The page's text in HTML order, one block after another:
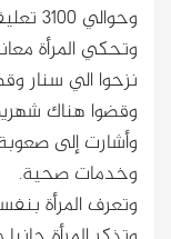
وحوالي 3100 تعليقا منذ نشره قبل يومين.
وتحكي المرأة
نزحوا الي سنار
وقضوا هناك
وأشارت إلى
وخدمات صحية.
وتعرف المرأة